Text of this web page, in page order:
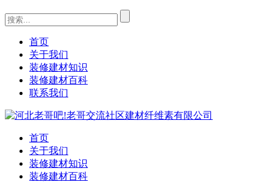
首页
关于我们
装修建材知识
装修建材百科
联系我们
首页
关于我们
装修建材知识
装修建材百科